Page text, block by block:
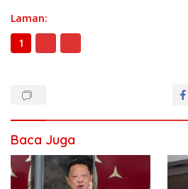
Laman:
1
Baca Juga